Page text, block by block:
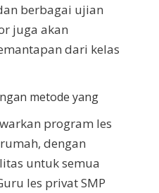
berbagai ujian
juga akan
dari kelas
metode yang
program les
dengan
untuk semua
les privat SMP